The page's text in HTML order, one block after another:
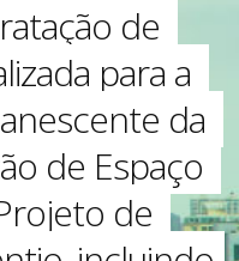
de
para a
da
de Espaço
de